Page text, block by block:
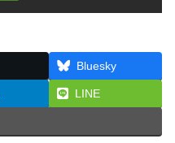
Bluesky
LINE